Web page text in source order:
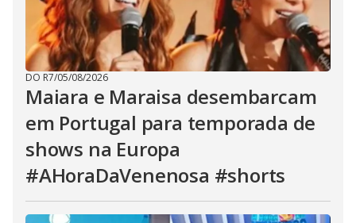
DO R7/05/08/2026
Maiara e Maraisa desembarcam
em Portugal para temporada de
shows na Europa
#AHoraDaVenenosa #shorts